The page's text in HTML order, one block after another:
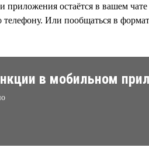
остаётся в вашем
телефону. Или пообщаться в
в мобильном